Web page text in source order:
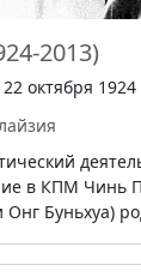
2013)
октября 1924
в КПМ Чинь
Онг Буньхуа)